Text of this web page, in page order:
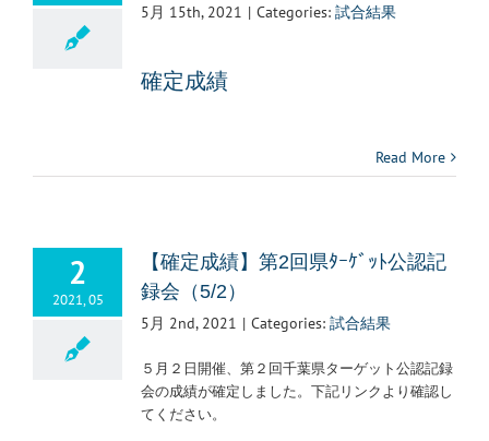
5月 15th, 2021 | Categories: 試合結果
確定成績
Read More
2
2021, 05
【確定成績】第2回県ﾀｰｹﾞｯﾄ公認記
録会（5/2）
5月 2nd, 2021 | Categories: 試合結果
５月２日開催、第２回千葉県ターゲット公認記録
会の成績が確定しました。下記リンクより確認し
てください。